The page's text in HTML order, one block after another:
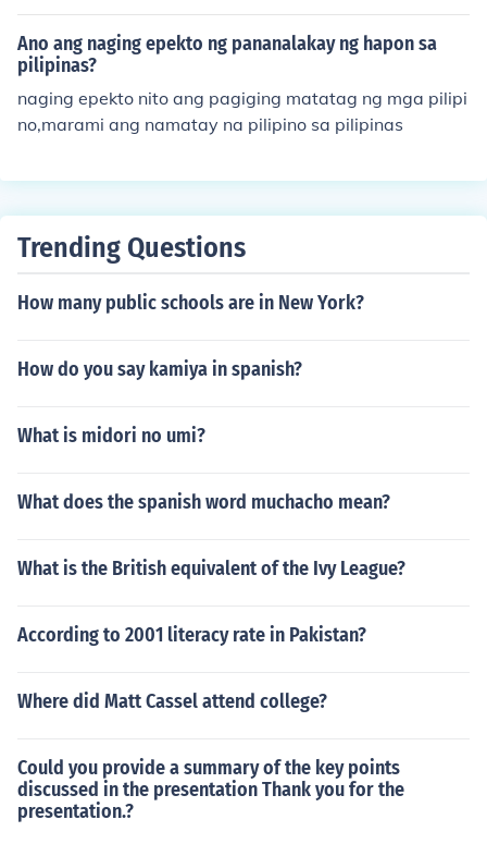
Ano ang naging epekto ng pananalakay ng hapon sa
pilipinas?
naging epekto nito ang pagiging matatag ng mga pilipi
no,marami ang namatay na pilipino sa pilipinas
Trending Questions
How many public schools are in New York?
How do you say kamiya in spanish?
What is midori no umi?
What does the spanish word muchacho mean?
What is the British equivalent of the Ivy League?
According to 2001 literacy rate in Pakistan?
Where did Matt Cassel attend college?
Could you provide a summary of the key points
discussed in the presentation Thank you for the
presentation.?